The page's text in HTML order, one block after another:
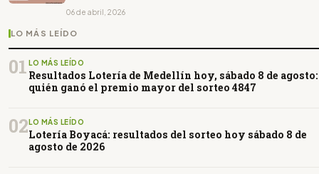
06 de abril, 2026
LO MÁS LEÍDO
01 LO MÁS LEÍDO
Resultados Lotería de Medellín hoy, sábado 8 de agosto:
quién ganó el premio mayor del sorteo 4847
02LO MÁS LEÍDO
Lotería Boyacá: resultados del sorteo hoy sábado 8 de
agosto de 2026